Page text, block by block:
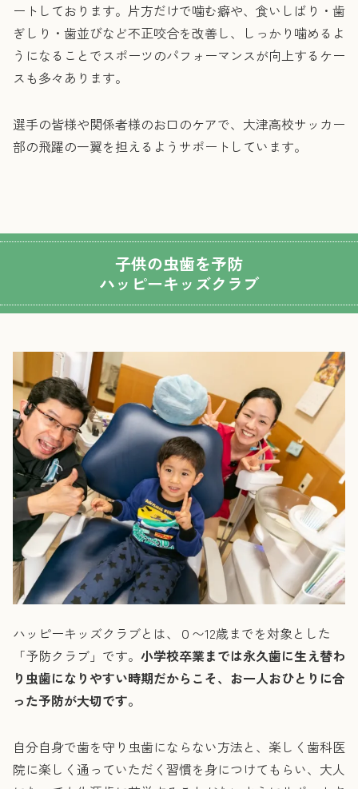
ートしております。片方だけで噛む癖や、食いしばり・歯
ぎしり・歯並びなど不正咬合を改善し、しっかり噛めるよ
うになることでスポーツのパフォーマンスが向上するケー
スも多々あります。
選手の皆様や関係者様のお口のケアで、大津高校サッカー
部の飛躍の一翼を担えるようサポートしています。
子供の虫歯を予防
ハッピーキッズクラブ
ハッピーキッズクラブとは、０〜12歳までを対象とした
「予防クラブ」です。 小学校卒業までは永久歯に生え替わ
り虫歯になりやすい時期だからこそ、お一人おひとりに合
った予防が大切です。
自分自身で歯を守り虫歯にならない方法と、楽しく歯科医
院に楽しく通っていただく習慣を身につけてもらい、大人